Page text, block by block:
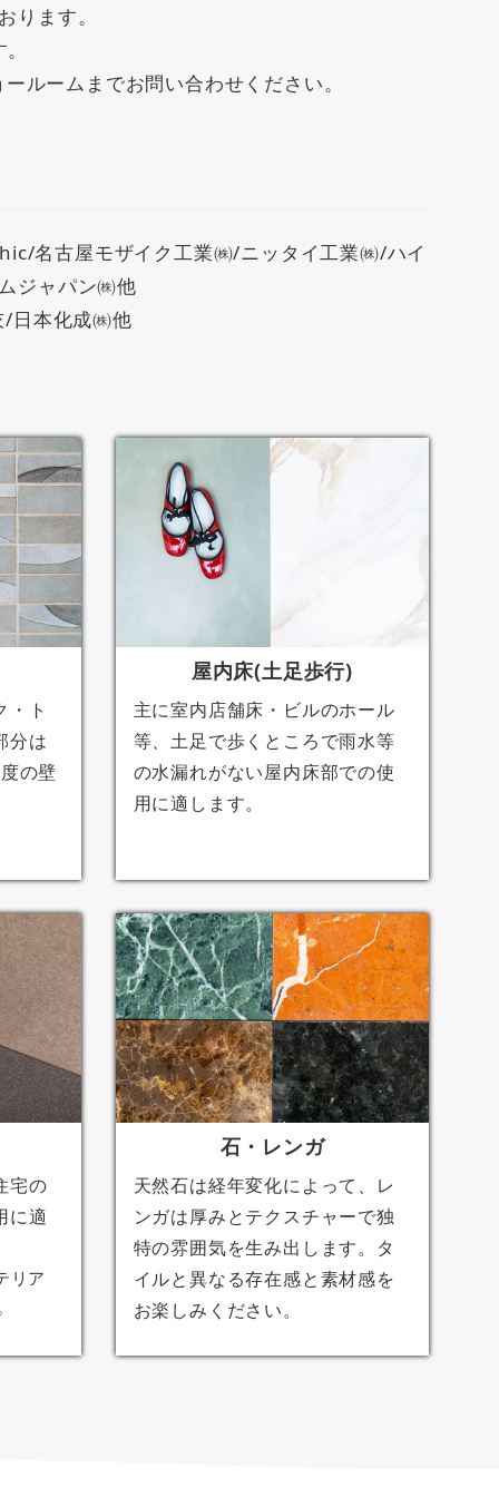
ります。
ルームまでお問い合わせください。
名古屋モザイク工業㈱/ニッタイ工業㈱/ハイ
ジャパン㈱他
日本化成㈱他
・ト
分は
の壁
屋内床(土足歩行)
主に室内店舗床・ビルのホール
等、土足で歩くところで雨水等
の水漏れがない屋内床部での使
用に適します。
宅の
に適
リア
石・レンガ
天然石は経年変化によって、レ
ンガは厚みとテクスチャーで独
特の雰囲気を生み出します。タ
イルと異なる存在感と素材感を
お楽しみください。